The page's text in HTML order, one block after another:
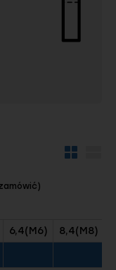
Widok
6,4(M6) 8,4(M8)